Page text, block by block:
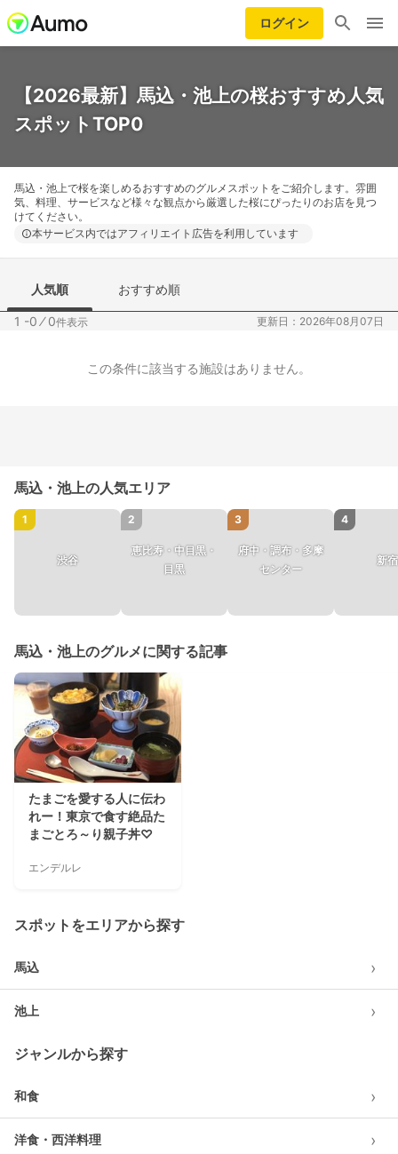
ログイン
【2026最新】馬込・池上の桜おすすめ人気
スポットTOP0
馬込・池上で桜を楽しめるおすすめのグルメスポットをご紹介します。雰囲
気、料理、サービスなど様々な観点から厳選した桜にぴったりのお店を見つ
けてください。
本サービス内ではアフィリエイト広告を利用しています
人気順 おすすめ順
1 -0 ⁄0件表示 更新日：2026年08月07日
この条件に該当する施設はありません。
馬込・池上の人気エリア
1
渋谷
2
恵比寿・中目黒・
目黒
3
府中・調布・多摩
センター
4
新宿
馬込・池上のグルメに関する記事
たまごを愛する人に伝わ
れー！東京で食す絶品た
まごとろ～り親子丼♡
エンデルレ
スポットをエリアから探す
馬込 ›
池上 ›
ジャンルから探す
和食 ›
洋食・西洋料理 ›